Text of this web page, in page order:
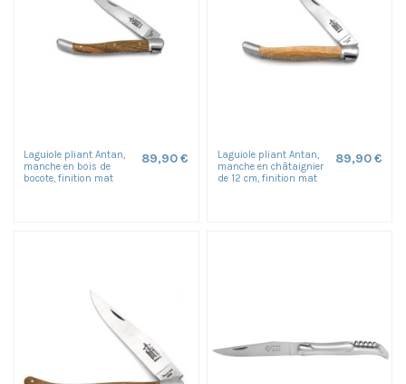
Laguiole pliant Antan,
manche en bois de
bocote, finition mat
89,90 €
Laguiole pliant Antan,
manche en châtaignier
de 12 cm, finition mat
89,90 €